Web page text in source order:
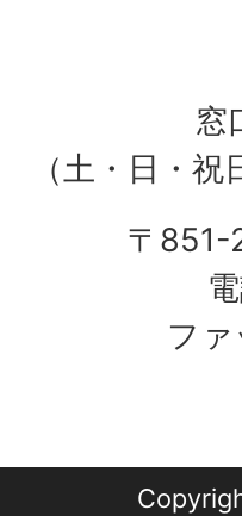
窓
（土・日・
〒851-
フ